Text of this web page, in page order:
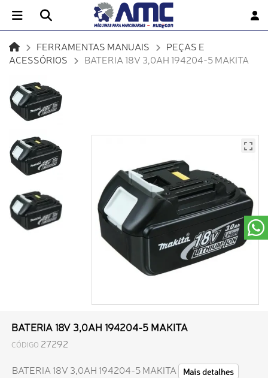
FERRAMENTAS MANUAIS
PEÇAS E
ACESSÓRIOS
BATERIA 18V 3,0AH 194204-5 MAKITA
BATERIA 18V 3,0AH 194204-5 MAKITA
CÓDIGO 27292
BATERIA 18V 3,0AH 194204-5 MAKITA
Mais detalhes